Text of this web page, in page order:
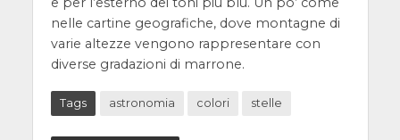
nelle cartine geografiche, dove montagne di
varie altezze vengono rappresentare con
diverse gradazioni di marrone.
Tags astronomia colori stelle